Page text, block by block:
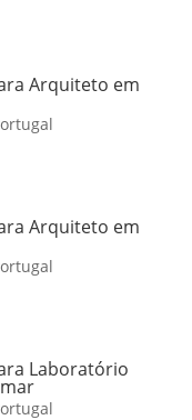
Arquiteto em
Arquiteto em
Laboratório